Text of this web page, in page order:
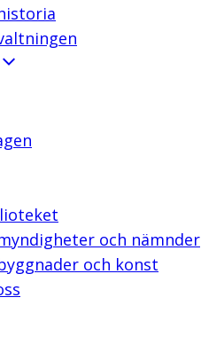
och nämnder
och konst